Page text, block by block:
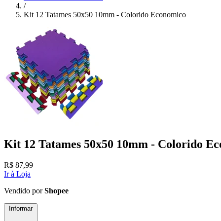
/
Kit 12 Tatames 50x50 10mm - Colorido Economico
Kit 12 Tatames 50x50 10mm - Colorido
R$ 87,99
Ir à Loja
Vendido porShopee
Informar